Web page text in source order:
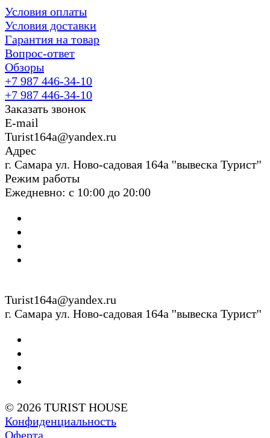
Условия оплаты
Условия доставки
Гарантия на товар
Вопрос-ответ
Обзоры
+7 987 446-34-10
+7 987 446-34-10
Заказать звонок
E-mail
Turist164a@yandex.ru
Адрес
г. Cамара ул. Ново-садовая 164а ''вывеска Турист''
Режим работы
Ежедневно: с 10:00 до 20:00
Turist164a@yandex.ru
г. Cамара ул. Ново-садовая 164а ''вывеска Турист''
© 2026 TURIST HOUSE
Конфиденциальность
Оферта